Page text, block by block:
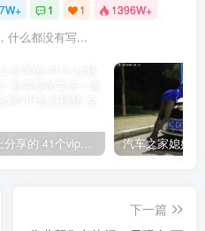
1 1 1396W+
什么都没有写...
网上分享的 41个vip解析接口 有需要的拿去~ 免费看全网VIP会员视频
下一篇